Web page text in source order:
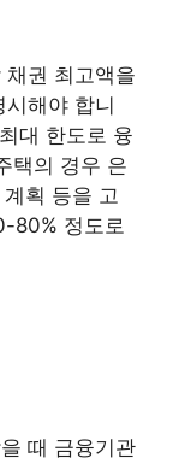
권 최고액을
해야 합니
대 한도로 융
택의 경우 은
획 등을 고
80% 정도로
때 금융기관